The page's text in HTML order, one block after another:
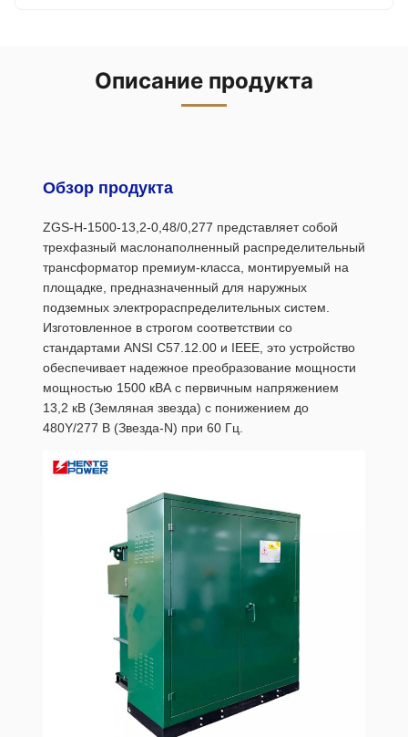
Описание продукта
Обзор продукта
ZGS-H-1500-13,2-0,48/0,277 представляет собой
трехфазный маслонаполненный распределительный
трансформатор премиум-класса, монтируемый на
площадке, предназначенный для наружных
подземных электрораспределительных систем.
Изготовленное в строгом соответствии со
стандартами ANSI C57.12.00 и IEEE, это устройство
обеспечивает надежное преобразование мощности
мощностью 1500 кВА с первичным напряжением
13,2 кВ (Земляная звезда) с понижением до
480Y/277 В (Звезда-N) при 60 Гц.